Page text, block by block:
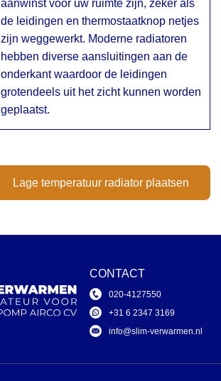
aanwinst voor uw ruimte zijn, zeker als
de leidingen en thermostaatknop netjes
zijn weggewerkt. Moderne radiatoren
hebben diverse aansluitingen aan de
onderkant waardoor de leidingen
grotendeels uit het zicht kunnen worden
geplaatst.
Lage temperatuur radiator plaatsen
CONTACT
020-4127550
+31 6 2347 3169
info@slim-verwarmen.nl